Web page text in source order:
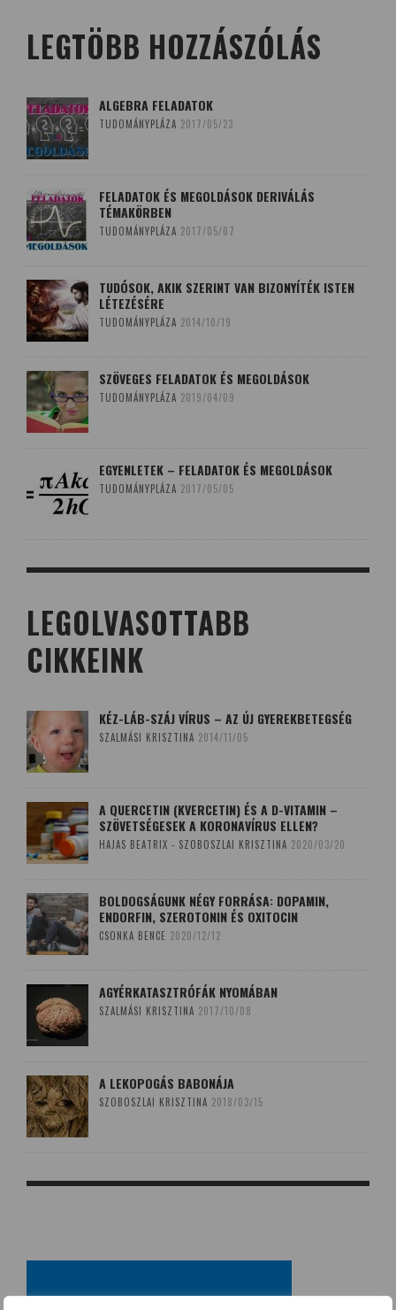
LEGTÖBB HOZZÁSZÓLÁS
ALGEBRA FELADATOK
TUDOMÁNYPLÁZA 2017/05/23
FELADATOK ÉS MEGOLDÁSOK DERIVÁLÁS
TÉMAKÖRBEN
TUDOMÁNYPLÁZA 2017/05/07
TUDÓSOK, AKIK SZERINT VAN BIZONYÍTÉK ISTEN
LÉTEZÉSÉRE
TUDOMÁNYPLÁZA 2014/10/19
SZÖVEGES FELADATOK ÉS MEGOLDÁSOK
TUDOMÁNYPLÁZA 2019/04/09
EGYENLETEK – FELADATOK ÉS MEGOLDÁSOK
TUDOMÁNYPLÁZA 2017/05/05
LEGOLVASOTTABB
CIKKEINK
KÉZ-LÁB-SZÁJ VÍRUS – AZ ÚJ GYEREKBETEGSÉG
SZALMÁSI KRISZTINA 2014/11/05
A QUERCETIN (KVERCETIN) ÉS A D-VITAMIN –
SZÖVETSÉGESEK A KORONAVÍRUS ELLEN?
HAJAS BEATRIX - SZOBOSZLAI KRISZTINA 2020/03/20
BOLDOGSÁGUNK NÉGY FORRÁSA: DOPAMIN,
ENDORFIN, SZEROTONIN ÉS OXITOCIN
CSONKA BENCE 2020/12/12
AGYÉRKATASZTRÓFÁK NYOMÁBAN
SZALMÁSI KRISZTINA 2017/10/08
A LEKOPOGÁS BABONÁJA
SZOBOSZLAI KRISZTINA 2018/03/15